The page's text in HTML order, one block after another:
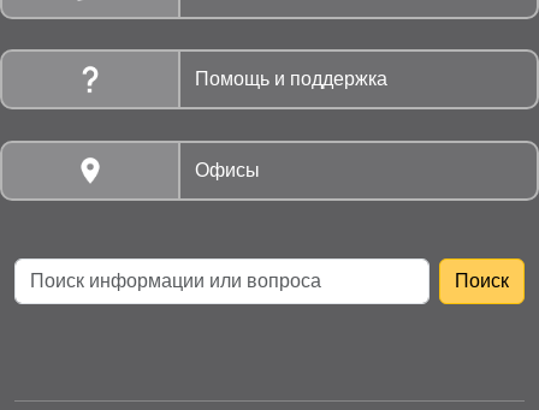
Помощь и поддержка
Офисы